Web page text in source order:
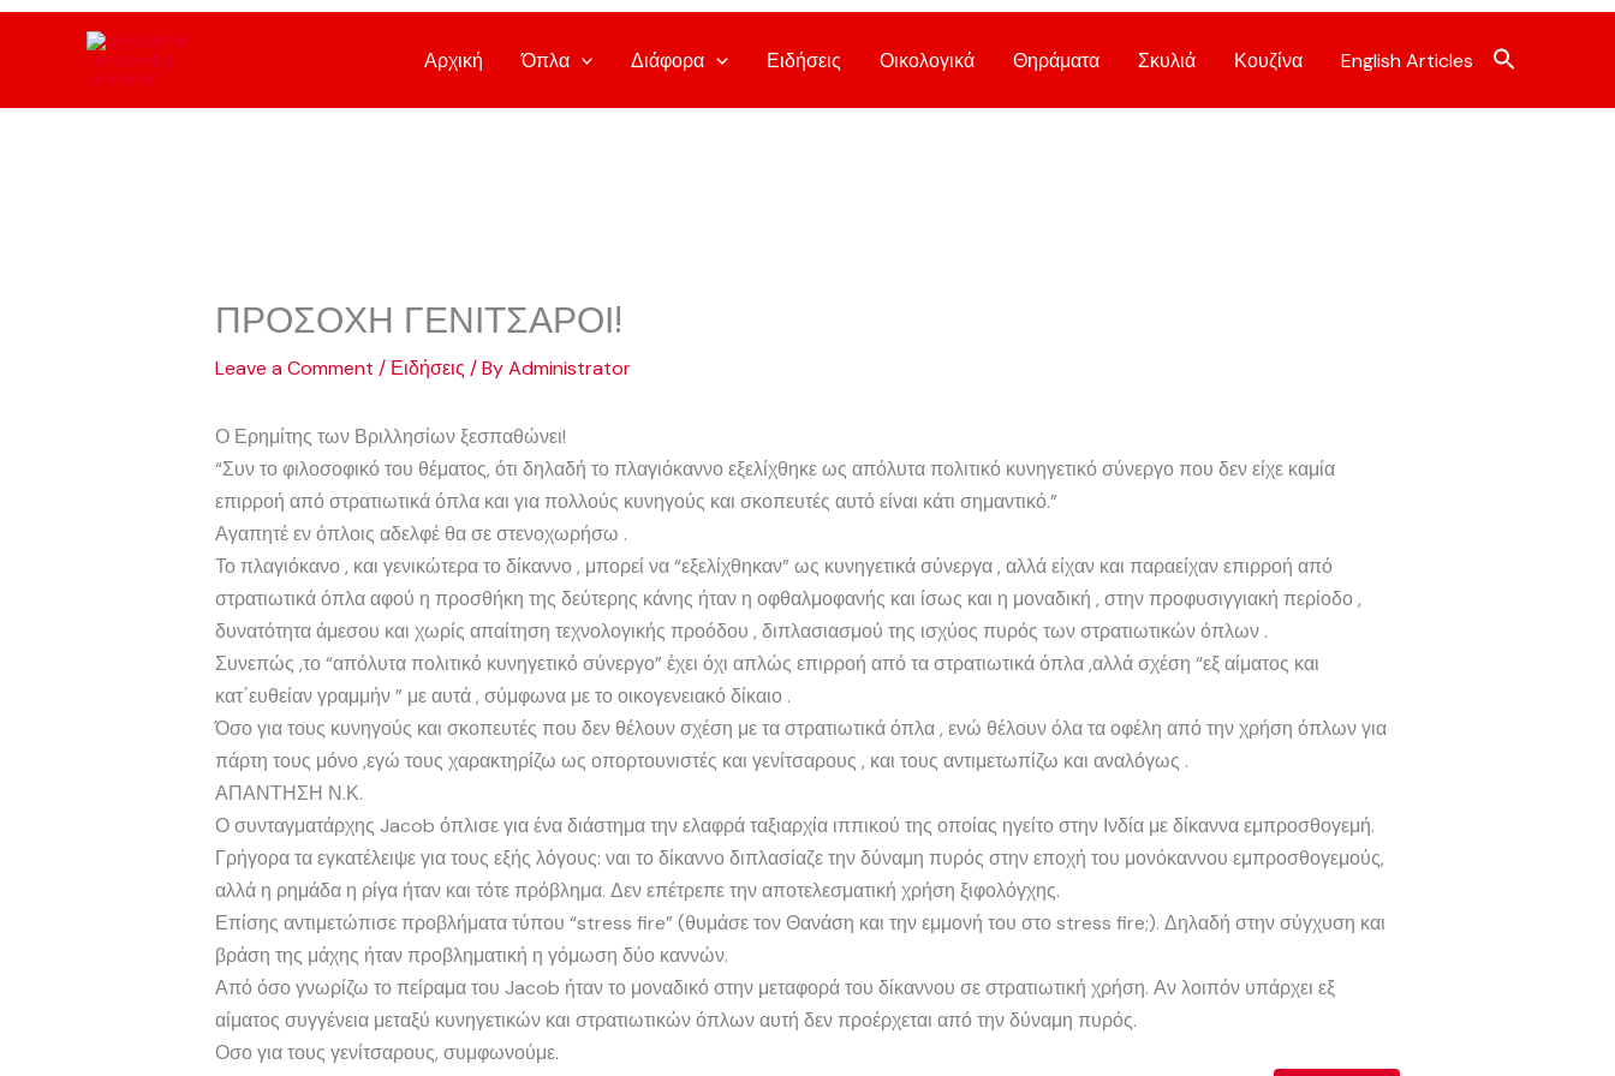
Αρχική Όπλα Διάφορα Ειδήσεις Οικολογικά Θηράματα Σκυλιά Κουζίνα English Articles
ΠΡΟΣΟΧΗ ΓΕΝΙΤΣΑΡΟΙ!
Leave a Comment / Ειδήσεις / ByAdministrator
Ο Ερημίτης των Βριλλησίων ξεσπαθώνει!
“Συν το φιλοσοφικό του θέματος, ότι δηλαδή το πλαγιόκαννο εξελίχθηκε ως απόλυτα πολιτικό κυνηγετικό σύνεργο που δεν είχε καμία
επιρροή από στρατιωτικά όπλα και για πολλούς κυνηγούς και σκοπευτές αυτό είναι κάτι σημαντικό.”
Αγαπητέ εν όπλοις αδελφέ θα σε στενοχωρήσω .
Το πλαγιόκανο , και γενικώτερα το δίκαννο , μπορεί να “εξελίχθηκαν” ως κυνηγετικά σύνεργα , αλλά είχαν και παραείχαν επιρροή από
στρατιωτικά όπλα αφού η προσθήκη της δεύτερης κάνης ήταν η οφθαλμοφανής και ίσως και η μοναδική , στην προφυσιγγιακή περίοδο ,
δυνατότητα άμεσου και χωρίς απαίτηση τεχνολογικής προόδου , διπλασιασμού της ισχύος πυρός των στρατιωτικών όπλων .
Συνεπώς ,το “απόλυτα πολιτικό κυνηγετικό σύνεργο” έχει όχι απλώς επιρροή από τα στρατιωτικά όπλα ,αλλά σχέση “εξ αίματος και
κατ΄ευθείαν γραμμήν ” με αυτά , σύμφωνα με το οικογενειακό δίκαιο .
Όσο για τους κυνηγούς και σκοπευτές που δεν θέλουν σχέση με τα στρατιωτικά όπλα , ενώ θέλουν όλα τα οφέλη από την χρήση όπλων για
πάρτη τους μόνο ,εγώ τους χαρακτηρίζω ως οπορτουνιστές και γενίτσαρους , και τους αντιμετωπίζω και αναλόγως .
ΑΠΑΝΤΗΣΗ Ν.Κ.
Ο συνταγματάρχης Jacob όπλισε για ένα διάστημα την ελαφρά ταξιαρχία ιππικού της οποίας ηγείτο στην Ινδία με δίκαννα εμπροσθογεμή.
Γρήγορα τα εγκατέλειψε για τους εξής λόγους: ναι το δίκαννο διπλασίαζε την δύναμη πυρός στην εποχή του μονόκαννου εμπροσθογεμούς,
αλλά η ρημάδα η ρίγα ήταν και τότε πρόβλημα. Δεν επέτρεπε την αποτελεσματική χρήση ξιφολόγχης.
Επίσης αντιμετώπισε προβλήματα τύπου “stress fire” (θυμάσε τον Θανάση και την εμμονή του στο stress fire;). Δηλαδή στην σύγχυση και
βράση της μάχης ήταν προβληματική η γόμωση δύο καννών.
Από όσο γνωρίζω το πείραμα του Jacob ήταν το μοναδικό στην μεταφορά του δίκαννου σε στρατιωτική χρήση. Αν λοιπόν υπάρχει εξ
αίματος συγγένεια μεταξύ κυνηγετικών και στρατιωτικών όπλων αυτή δεν προέρχεται από την δύναμη πυρός.
Οσο για τους γενίτσαρους, συμφωνούμε.